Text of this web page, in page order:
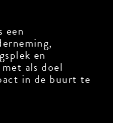
een
en
als doel
in de buurt te